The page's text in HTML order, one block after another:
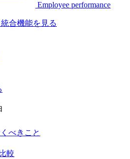
Employee performance
合機能を見る
べきこと
較